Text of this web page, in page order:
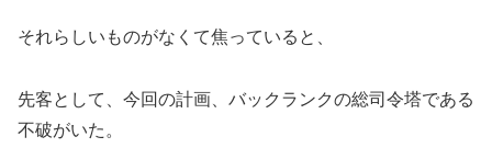
それらしいものがなくて焦っていると、
先客として、今回の計画、バックランクの総司令塔である
不破がいた。